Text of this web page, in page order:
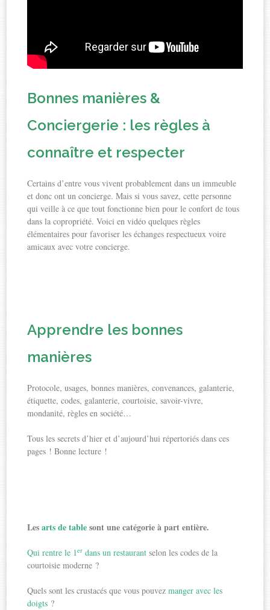
Bonnes manières &
Conciergerie : les règles à
connaître et respecter
Certains d’entre vous vivent probablement dans un immeuble
et donc ont un concierge. Mais si vous savez, cette personne
qui veille à ce que tout fonctionne bien pour le confort de tous
dans la copropriété. Voici en vidéo quelques règles
élémentaires pour favoriser les échanges respectueux voire
amicaux avec votre concierge.
Apprendre les bonnes
manières
Protocole, usages, bonnes manières, convenances, galanterie,
étiquette, codes, galanterie, courtoisie, savoir-vivre,
mondanité, règles en société…
Tous les secrets d’hier et d’aujourd’hui répertoriés dans ces
pages ! Bonne lecture !
Lesarts de tablesont une catégorie à part entière.
Qui rentre le 1er dans un restaurant selon les codes de la
courtoisie moderne ?
Quels sont les crustacés que vous pouvezmanger avec les
doigts ?